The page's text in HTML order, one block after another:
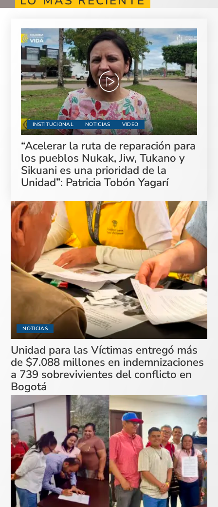
INSTITUCIONAL NOTICIAS VIDEO
“Acelerar la ruta de reparación para
los pueblos Nukak, Jiw, Tukano y
Sikuani es una prioridad de la
Unidad”: Patricia Tobón Yagarí
NOTICIAS
Unidad para las Víctimas entregó más
de $7.088 millones en indemnizaciones
a 739 sobrevivientes del conflicto en
Bogotá